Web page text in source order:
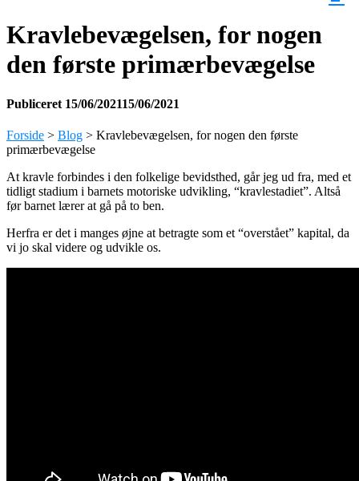
Kravlebevægelsen, for nogen
den første primærbevægelse
Publiceret 15/06/202115/06/2021
Forside > Blog > Kravlebevægelsen, for nogen den første
primærbevægelse
At kravle forbindes i den folkelige bevidsthed, går jeg ud fra, med et
tidligt stadium i barnets motoriske udvikling, “kravlestadiet”. Altså
før barnet lærer at gå på to ben.
Herfra er det i manges øjne at betragte som et “overstået” kapital, da
vi jo skal videre og udvikle os.